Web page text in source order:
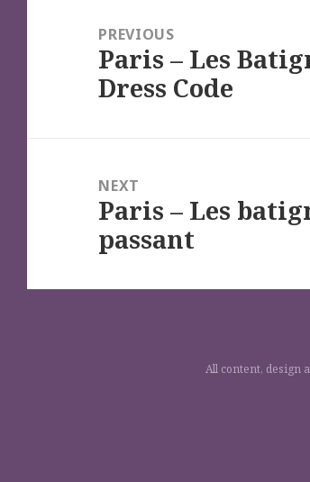
l’article
PREVIOUS
Previous
post:
Paris – Les
Dress Code
NEXT
Next
post:
Paris – Les
passant
All content, design